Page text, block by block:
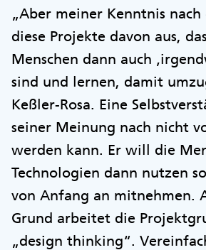
„Aber meiner Kenntnis
diese Projekte davon aus,
Menschen dann auch
sind und lernen, damit
Keßler-Rosa. Eine
seiner Meinung nach nicht
werden kann. Er will die
Technologien dann nutzen
von Anfang an mitnehmen.
Grund arbeitet die
„design thinking“.